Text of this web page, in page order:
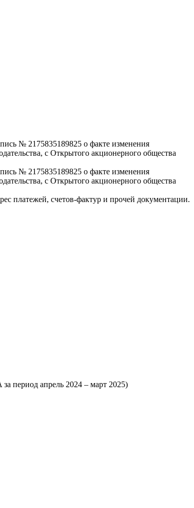
№ 2175835189825 о факте изменения
с Открытого акционерного общества
№ 2175835189825 о факте изменения
с Открытого акционерного общества
платежей, счетов-фактур и прочей документации.
период апрель 2024 – март 2025)